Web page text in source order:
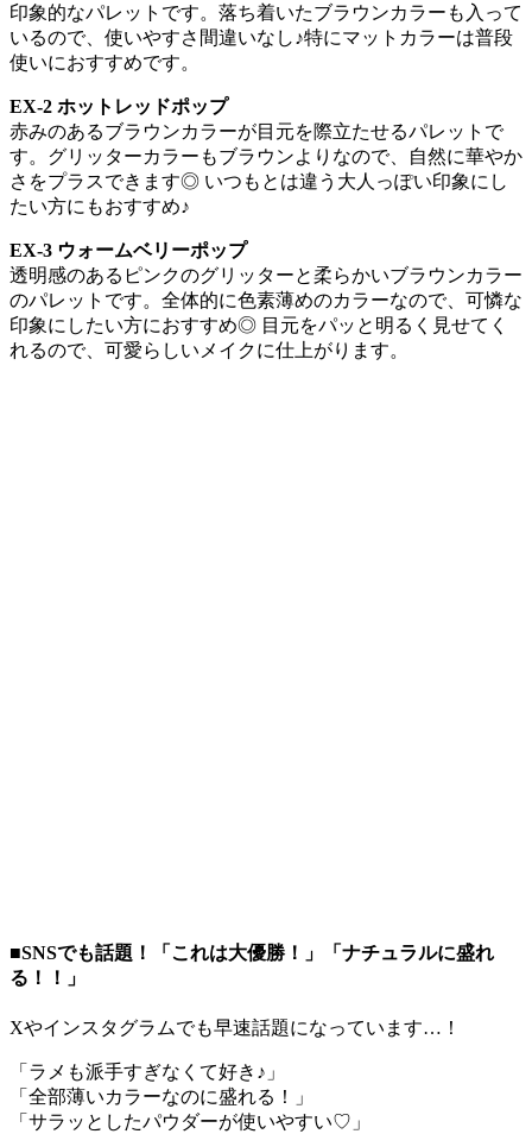
印象的なパレットです。落ち着いたブラウンカラーも入って
いるので、使いやすさ間違いなし♪特にマットカラーは普段
使いにおすすめです。
EX-2 ホットレッドポップ
赤みのあるブラウンカラーが目元を際立たせるパレットで
す。グリッターカラーもブラウンよりなので、自然に華やか
さをプラスできます◎ いつもとは違う大人っぽい印象にし
たい方にもおすすめ♪
EX-3 ウォームベリーポップ
透明感のあるピンクのグリッターと柔らかいブラウンカラー
のパレットです。全体的に色素薄めのカラーなので、可憐な
印象にしたい方におすすめ◎ 目元をパッと明るく見せてく
れるので、可愛らしいメイクに仕上がります。
■SNSでも話題！「これは大優勝！」「ナチュラルに盛れ
る！！」
Xやインスタグラムでも早速話題になっています…！
「ラメも派手すぎなくて好き♪」
「全部薄いカラーなのに盛れる！」
「サラッとしたパウダーが使いやすい♡」